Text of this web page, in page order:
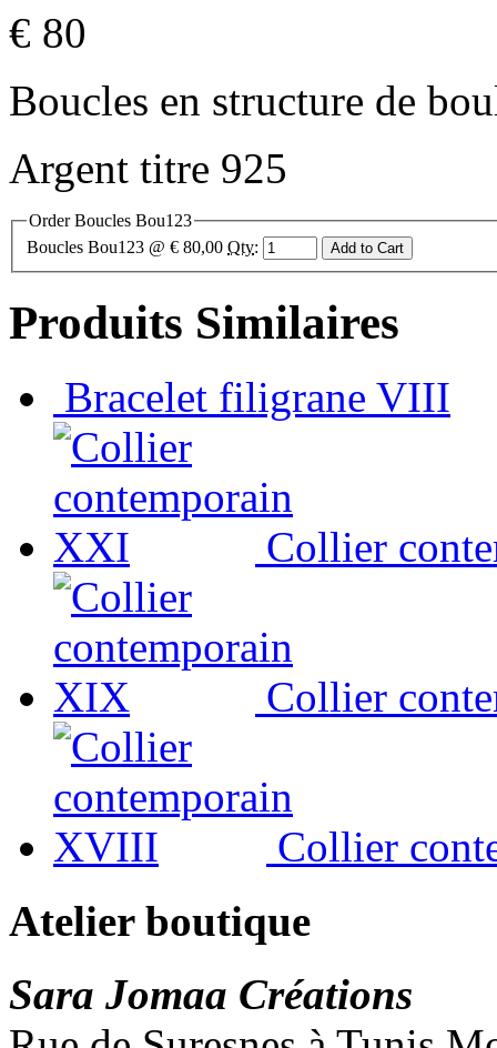
€ 80
Boucles en structure de
Argent titre 925
Order Boucles Bou123
Boucles Bou123 @ € 80,00 Qty:
Produits Similaires
Bracelet filigrane VIII
Collier
Collier
Collier
Atelier boutique
Sara Jomaa Créations